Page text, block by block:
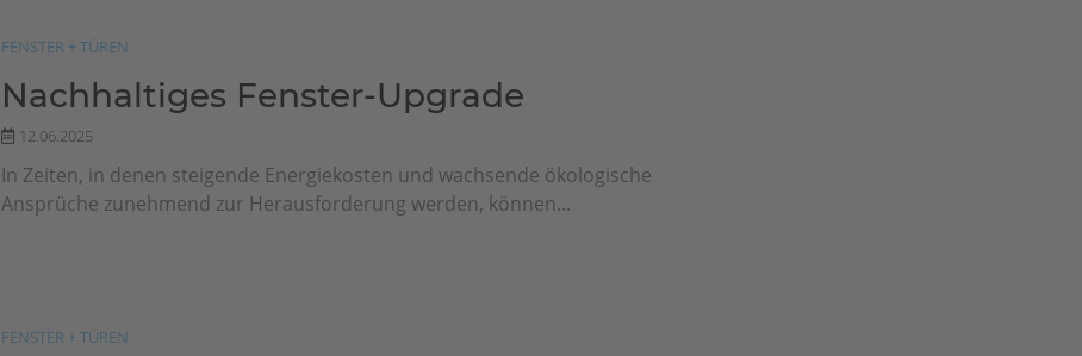
FENSTER + TÜREN
Nachhaltiges Fenster-Upgrade
12.06.2025
In Zeiten, in denen steigende Energiekosten und wachsende ökologische
Ansprüche zunehmend zur Herausforderung werden, können...
FENSTER + TÜREN